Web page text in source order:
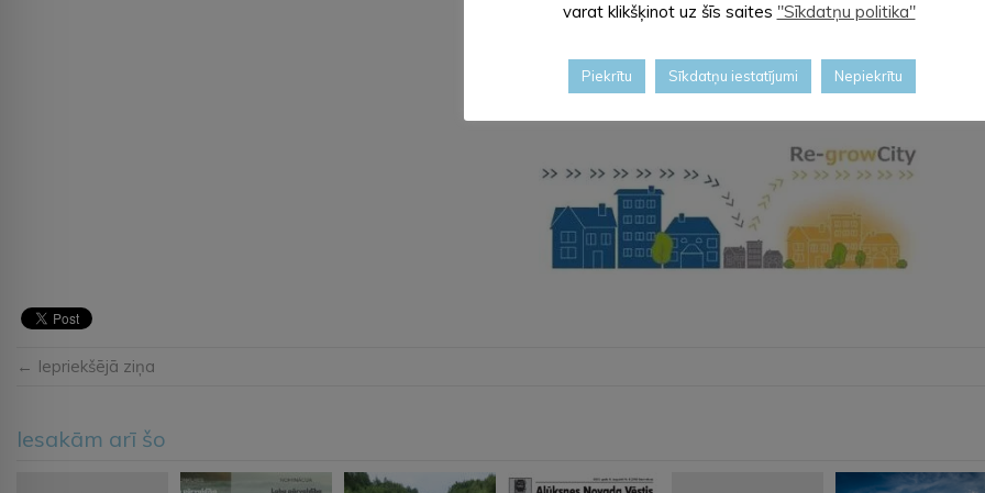
← Iepriekšējā ziņa
Iesakām arī šo
varat klikšķinot uz šīs saites "Sīkdatņu politika"
Piekrītu Sīkdatņu iestatījumi Nepiekrītu